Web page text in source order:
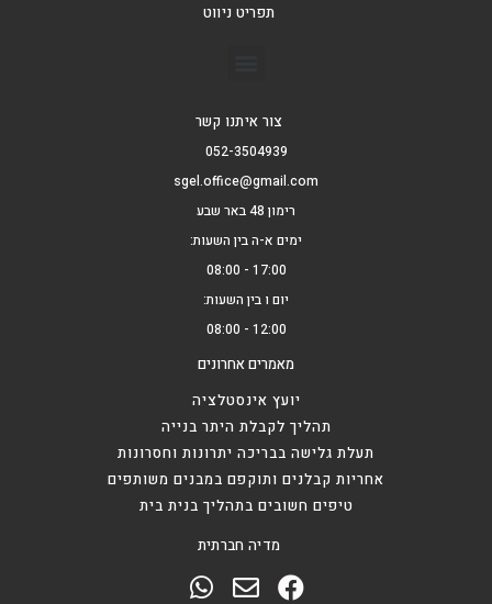
תפריט ניווט
צור איתנו קשר
052-3504939
sgel.office@gmail.com
רימון 48 באר שבע
ימים א-ה בין השעות:
17:00 - 08:00
יום ו בין השעות:
12:00 - 08:00
מאמרים אחרונים
יועץ אינסטלציה
תהליך לקבלת היתר בנייה
תעלת גלישה בבריכה יתרונות וחסרונות
אחריות קבלנים ותוקפם במבנים משותפים
טיפים חשובים בתהליך בנית בית
מדיה חברתית